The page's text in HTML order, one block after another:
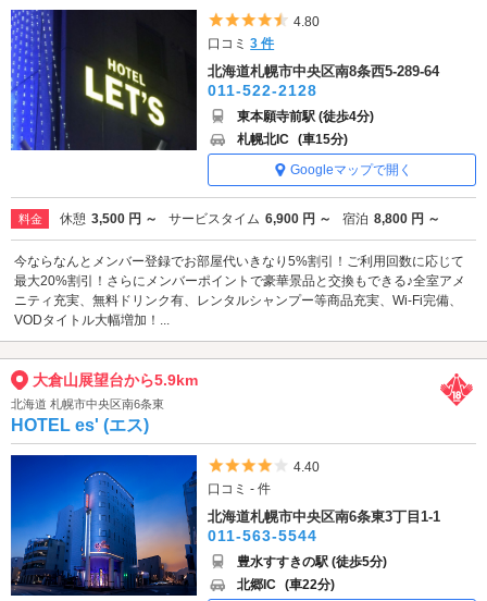
5つ星のうち4.5
4.80
口コミ3 件
北海道札幌市中央区南8条西5-289-64
011-522-2128
東本願寺前駅 (徒歩4分)
札幌北IC (車15分)
Googleマップで開く
料金 休憩 3,500 円 ～ サービスタイム 6,900 円 ～ 宿泊 8,800 円 ～
今ならなんとメンバー登録でお部屋代いきなり5%割引！ご利用回数に応じて
最大20%割引！さらにメンバーポイントで豪華景品と交換もできる♪全室アメ
ニティ充実、無料ドリンク有、レンタルシャンプー等商品充実、Wi-Fi完備、
VODタイトル大幅増加！...
大倉山展望台から5.9km
北海道 札幌市中央区南6条東
HOTEL es' (エス)
5つ星のうち4
4.40
口コミ - 件
北海道札幌市中央区南6条東3丁目1-1
011-563-5544
豊水すすきの駅 (徒歩5分)
北郷IC (車22分)